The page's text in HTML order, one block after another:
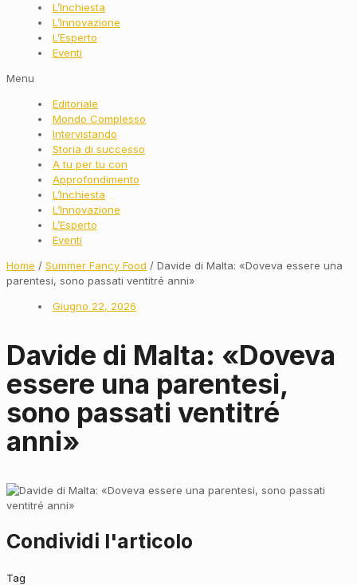
L’Inchiesta
L’Innovazione
L’Esperto
Eventi
Menu
Editoriale
Mondo Complesso
Intervistando
Storia di successo
A tu per tu con
Approfondimento
L’Inchiesta
L’Innovazione
L’Esperto
Eventi
Home / Summer Fancy Food / Davide di Malta: «Doveva essere una
parentesi, sono passati ventitré anni»
Giugno 22, 2026
Davide di Malta: «Doveva
essere una parentesi,
sono passati ventitré
anni»
Condividi l'articolo
Tag